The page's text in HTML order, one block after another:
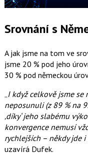
Srovnání s
A jak jsme na tom ve
jsme 20 % pod jeho
30 % pod německou
I když celkově jsme
neposunuli (z 89 % na
‚díky‘ jeho slabému
konvergence nemusí
rychlejších – někdy jde
uzavírá Dufek.